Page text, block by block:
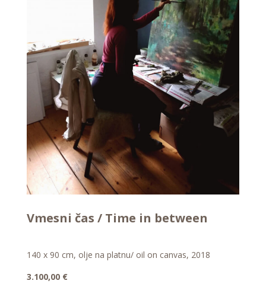
Vmesni čas / Time in between
140 x 90 cm, olje na platnu/ oil on canvas, 2018
3.100,00 €